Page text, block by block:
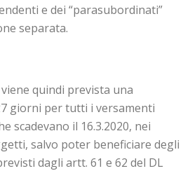
e dei “parasubordinati”
separata.
quindi prevista una
giorni per tutti i versamenti
scadevano il 16.3.2020, nei
salvo poter beneficiare degli
dagli artt. 61 e 62 del DL